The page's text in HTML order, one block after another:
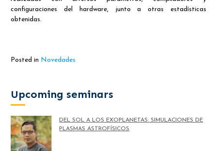
configuraciones del hardware, junto a otras estadísticas
obtenidas.
Posted in Novedades
Upcoming seminars
DEL SOL A LOS EXOPLANETAS: SIMULACIONES DE
PLASMAS ASTROFÍSICOS